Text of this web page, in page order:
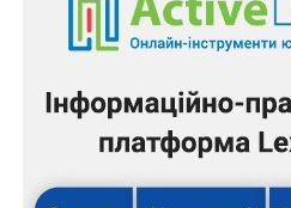
матеріали, алгоритми дій,
ресурси
Схожі статті: